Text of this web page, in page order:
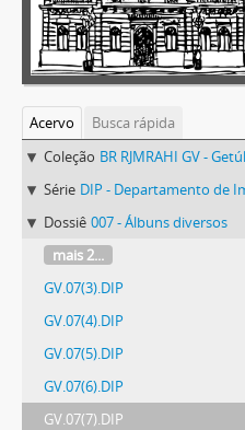
Acervo
Busca rápida
Coleção BR RJMRAHI GV -
Série DIP - Departamento de
Dossiê 007 - Álbuns diversos
mais 2...
GV.07(3).DIP
GV.07(4).DIP
GV.07(5).DIP
GV.07(6).DIP
GV.07(7).DIP